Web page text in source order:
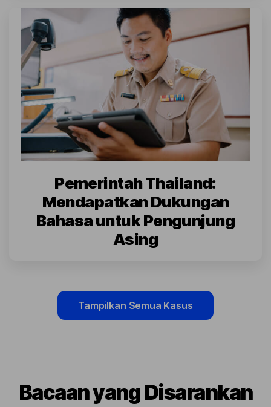
Pemerintah Thailand:
Mendapatkan Dukungan
Bahasa untuk Pengunjung
Asing
Tampilkan Semua Kasus
Bacaan yang Disarankan